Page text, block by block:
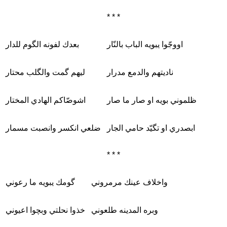
* * *
بعدك لفونه الگوم للدار اووجّوا يبويه الباب بالنّار
ليهم گمت والگلب محتار ناديتهم والدمع مدرار
اشوصّاكم الهادي المختار ظلموني بويه او صار ما صار
ضلعي انكسر وانصبت مسمار ابصدري او تگيّد حامي الجار
* * *
گومك يبويه ما رعوني واخلاف عينك مرمروني
خذوا نحلتي وبچوا اعيوني وبره المدينه طلعوني